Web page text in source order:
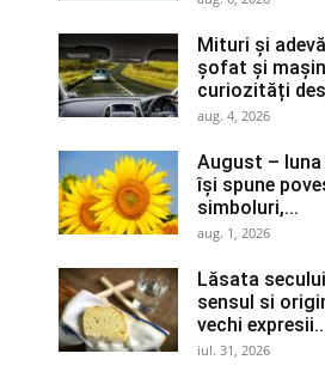
Mituri și
șofat și
curiozități
aug. 4, 2026
August – luna
își spune
simboluri,...
aug. 1, 2026
Lăsata
sensul si
vechi
iul. 31, 2026